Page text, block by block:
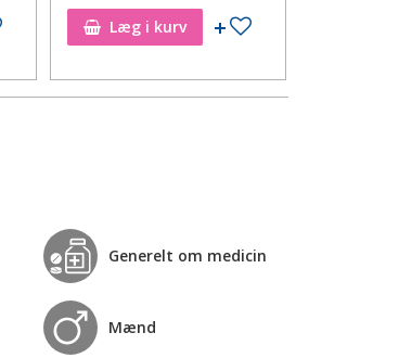
Tilføj til ønskeseddelLæg i kurv Tilføj til ønskeseddel
Generelt om medicin
Mænd